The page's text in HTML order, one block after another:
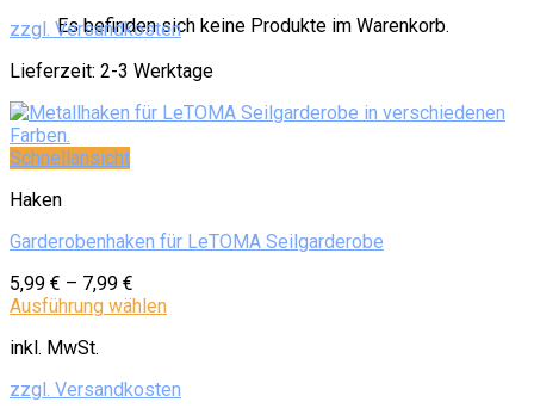
Es befinden sich keine Produkte im Warenkorb.
zzgl. Versandkosten
Lieferzeit: 2-3 Werktage
Schnellansicht
Haken
Garderobenhaken für LeTOMA Seilgarderobe
5,99 € – 7,99 €
Ausführung wählen
inkl. MwSt.
zzgl. Versandkosten